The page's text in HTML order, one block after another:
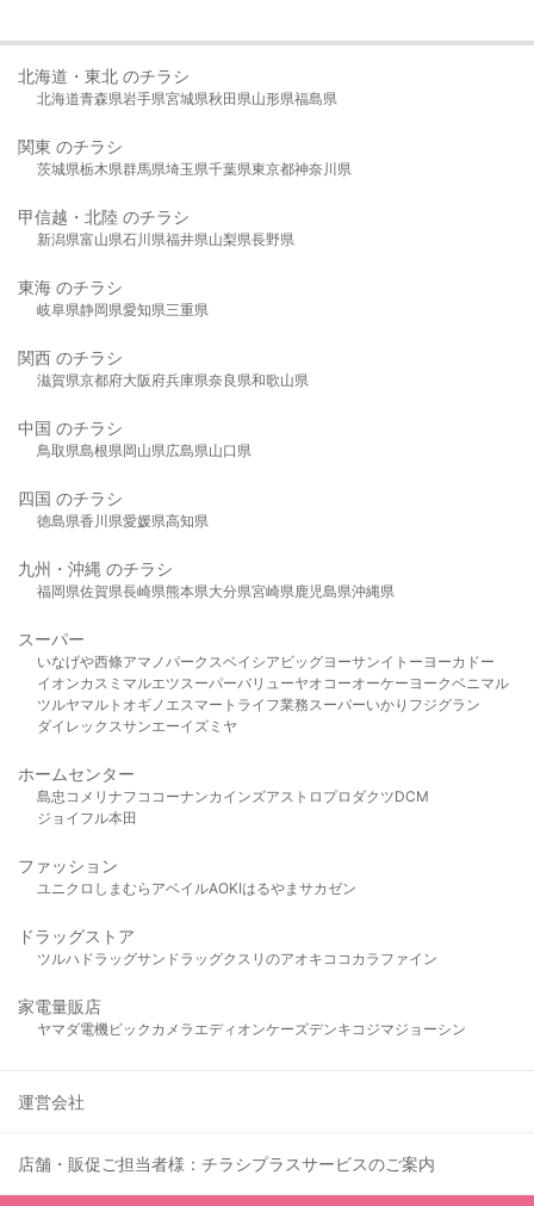
北海道・東北 のチラシ
北海道青森県岩手県宮城県秋田県山形県福島県
関東 のチラシ
茨城県栃木県群馬県埼玉県千葉県東京都神奈川県
甲信越・北陸 のチラシ
新潟県富山県石川県福井県山梨県長野県
東海 のチラシ
岐阜県静岡県愛知県三重県
関西 のチラシ
滋賀県京都府大阪府兵庫県奈良県和歌山県
中国 のチラシ
鳥取県島根県岡山県広島県山口県
四国 のチラシ
徳島県香川県愛媛県高知県
九州・沖縄 のチラシ
福岡県佐賀県長崎県熊本県大分県宮崎県鹿児島県沖縄県
スーパー
いなげや西條アマノパークスベイシア ビッグヨーサンイトーヨーカドー
イオンカスミ マルエツスーパーバリューヤオコーオーケー ヨークベニマル
ツルヤマルト オギノ エスマート ライフ業務スーパーいかり フジグラン
ダイレックスサンエーイズミヤ
ホームセンター
島忠 コメリ ナフコ コーナンカインズアストロプロダクツDCM
ジョイフル本田
ファッション
ユニクロ しまむら アベイルAOKIはるやま サカゼン
ドラッグストア
ツルハドラッグサンドラッグクスリのアオキ ココカラファイン
家電量販店
ヤマダ電機ビックカメラ エディオンケーズデンキ コジマジョーシン
運営会社
店舗・販促ご担当者様：チラシプラスサービスのご案内